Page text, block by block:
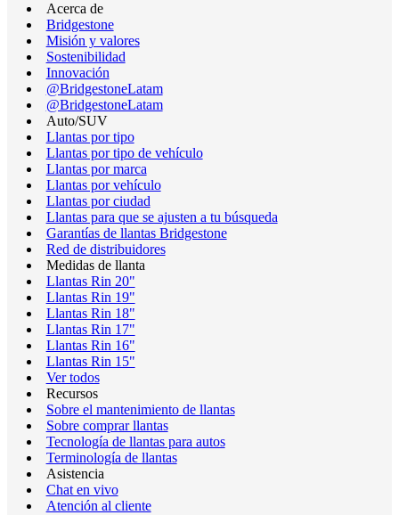
Acerca de
Bridgestone
Misión y valores
Sostenibilidad
Innovación
@BridgestoneLatam
@BridgestoneLatam
Auto/SUV
Llantas por tipo
Llantas por tipo de vehículo
Llantas por marca
Llantas por vehículo
Llantas por ciudad
Llantas para que se ajusten a tu búsqueda
Garantías de llantas Bridgestone
Red de distribuidores
Medidas de llanta
Llantas Rin 20"
Llantas Rin 19"
Llantas Rin 18"
Llantas Rin 17"
Llantas Rin 16"
Llantas Rin 15"
Ver todos
Recursos
Sobre el mantenimiento de llantas
Sobre comprar llantas
Tecnología de llantas para autos
Terminología de llantas
Asistencia
Chat en vivo
Atención al cliente